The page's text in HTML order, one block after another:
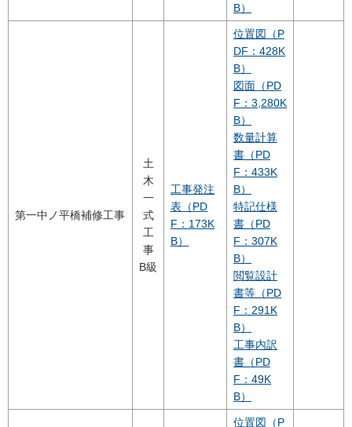
B）
第一中ノ平橋補修工事
土
木
一
式
工
事
B級
工事発注
表（PD
F：173K
B）
位置図（P
DF：428K
B）
図面（PD
F：3,280K
B）
数量計算
書（PD
F：433K
B）
特記仕様
書（PD
F：307K
B）
閲覧設計
書等（PD
F：291K
B）
工事内訳
書（PD
F：49K
B）
位置図（P